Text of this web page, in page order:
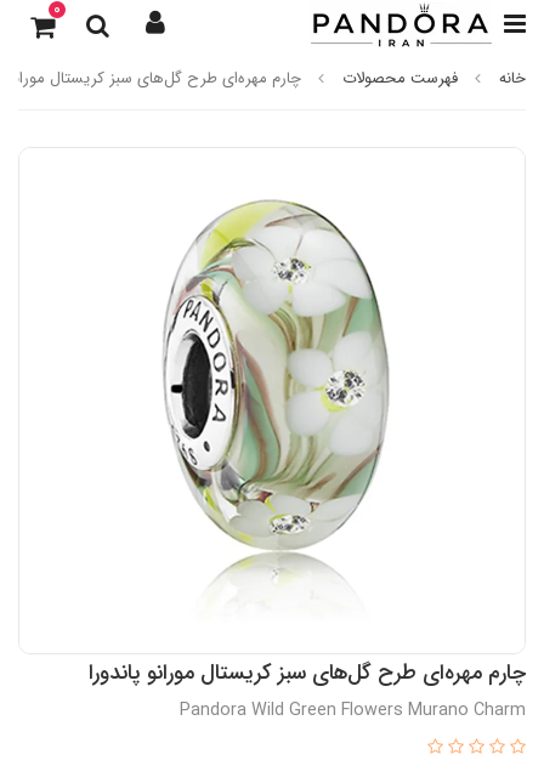
0
خانه فهرست محصولات چارم مهره‌ای طرح گل‌های سبز کریستال مورانو
چارم مهره‌ای طرح گل‌های سبز کریستال مورانو پاندورا
Pandora Wild Green Flowers Murano Charm